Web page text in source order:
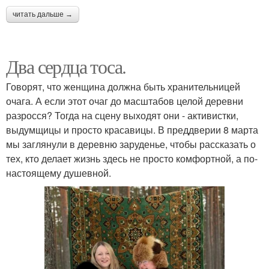
читать дальше →
Два сердца тоса.
Говорят, что женщина должна быть хранительницей
очага. А если этот очаг до масштабов целой деревни
разросся? Тогда на сцену выходят они - активистки,
выдумщицы и просто красавицы. В преддверии 8 марта
мы заглянули в деревню заруденье, чтобы рассказать о
тех, кто делает жизнь здесь не просто комфортной, а по-
настоящему душевной.